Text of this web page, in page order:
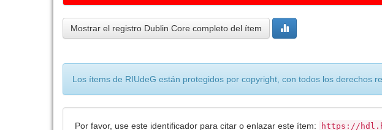
Mostrar el registro Dublin Core completo del ítem
Los ítems de RIUdeG están protegidos por copyright, con todos los derechos
Por favor, use este identificador para citar o enlazar este ítem: https://